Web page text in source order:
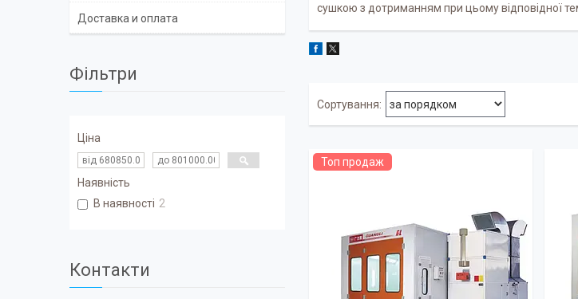
сушкою з дотриманням при цьому відповідної
Топ продаж
Доставка и оплата
Фільтри
Ціна
Наявність
В наявності 2
Контакти